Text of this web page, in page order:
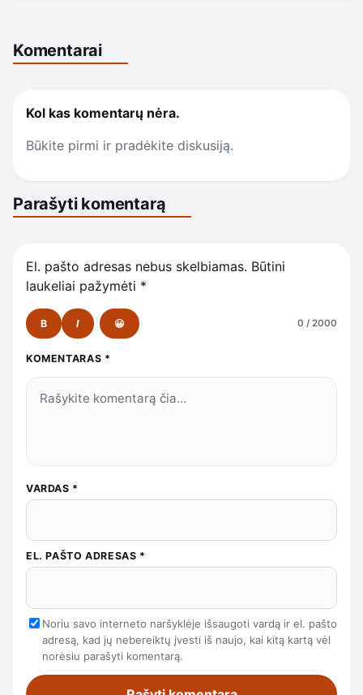
Komentarai
Kol kas komentarų nėra.
Būkite pirmi ir pradėkite diskusiją.
Parašyti komentarą
El. pašto adresas nebus skelbiamas. Būtini
laukeliai pažymėti *
B I 😀 0 / 2000
KOMENTARAS *
VARDAS *
EL. PAŠTO ADRESAS *
Noriu savo interneto naršyklėje išsaugoti vardą ir el. pašto
adresą, kad jų nebereiktų įvesti iš naujo, kai kitą kartą vėl
norėsiu parašyti komentarą.